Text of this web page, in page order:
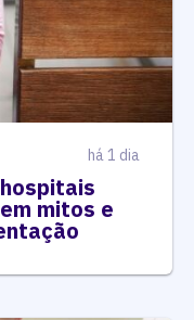
há 1 dia
mitos e